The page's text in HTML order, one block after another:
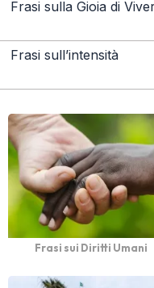
Frasi sulla Gioia di
Frasi sull’intensità
Frasi sui Diritti Umani